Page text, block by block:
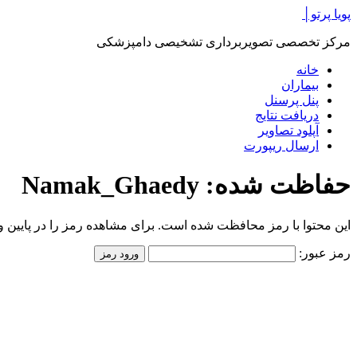
پرش
محتوا
پویا پرتو│
مرکز تخصصی تصویربرداری تشخیصی دامپزشکی
خانه
بیماران
پنل پرسنل
دریافت نتایج
آپلود تصاویر
ارسال ریپورت
حفاظت شده: Namak_Ghaedy
این محتوا با رمز محافظت شده است. برای مشاهده رمز را در پایین
رمز عبور: